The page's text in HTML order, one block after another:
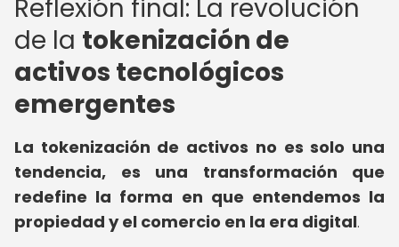
Reflexión final: La revolución
de la tokenización de
activos tecnológicos
emergentes
La tokenización de activos no es solo una
tendencia, es una transformación que
redefine la forma en que entendemos la
propiedad y el comercio en la era digital.